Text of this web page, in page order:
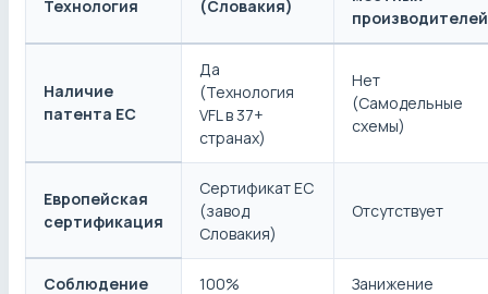
Технология (Словакия)
производителей
Наличие
патента ЕС
Да
(Технология
VFL в 37+
странах)
Нет
(Самодельные
схемы)
Европейская
сертификация
Сертификат ЕС
(завод
Словакия)
Отсутствует
Соблюдение
100%
Занижение